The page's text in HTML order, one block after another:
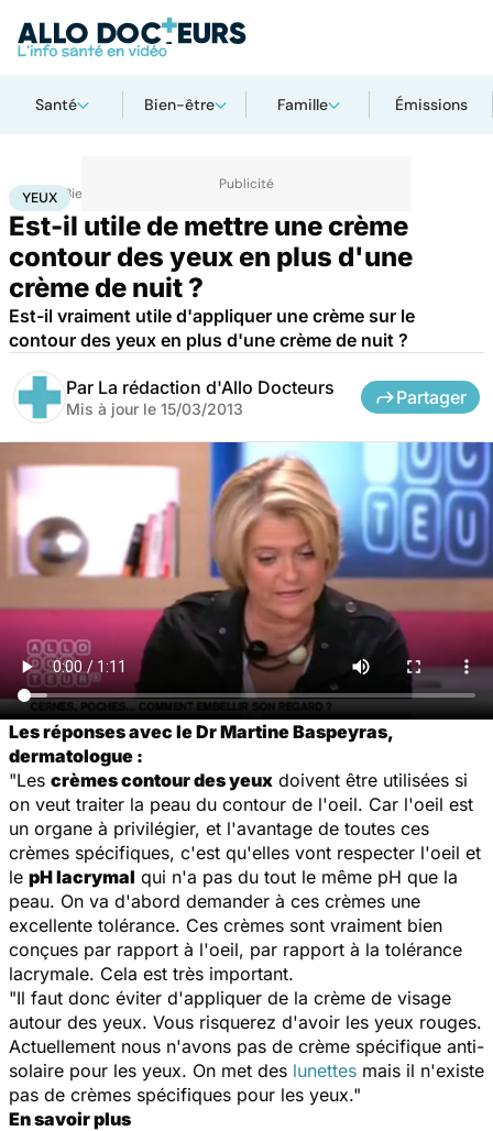
Santé Bien-être Famille Émissions
Accueil Bien-être
YEUX
Est-il utile de mettre une crème
contour des yeux en plus d'une
crème de nuit ?
Est-il vraiment utile d'appliquer une crème sur le
contour des yeux en plus d'une crème de nuit ?
Par La rédaction d'Allo Docteurs
Mis à jour le 15/03/2013
Partager
Les réponses avec le Dr Martine Baspeyras,
dermatologue :
"Les crèmes contour des yeux doivent être utilisées si
on veut traiter la peau du contour de l'oeil. Car l'oeil est
un organe à privilégier, et l'avantage de toutes ces
crèmes spécifiques, c'est qu'elles vont respecter l'oeil et
le pH lacrymal qui n'a pas du tout le même pH que la
peau. On va d'abord demander à ces crèmes une
excellente tolérance. Ces crèmes sont vraiment bien
conçues par rapport à l'oeil, par rapport à la tolérance
lacrymale. Cela est très important.
"Il faut donc éviter d'appliquer de la crème de visage
autour des yeux. Vous risquerez d'avoir les yeux rouges.
Actuellement nous n'avons pas de crème spécifique anti-
solaire pour les yeux. On met des lunettes mais il n'existe
pas de crèmes spécifiques pour les yeux."
En savoir plus